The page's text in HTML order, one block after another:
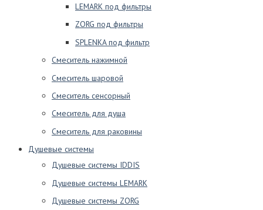
LEMARK под фильтры
ZORG под фильтры
SPLENKA под фильтр
Смеситель нажимной
Смеситель шаровой
Смеситель сенсорный
Смеситель для душа
Смеситель для раковины
Душевые системы
Душевые системы IDDIS
Душевые системы LEMARK
Душевые системы ZORG